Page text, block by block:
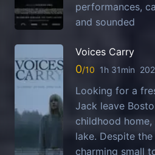
performances,
and sounded
Voices Carry
0 1h 31min
Looking for a
Jack leave
childhood
lake. Despite
charming small